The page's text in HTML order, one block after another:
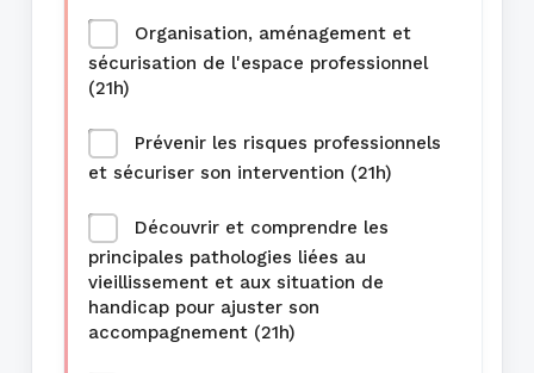
Organisation, aménagement et
sécurisation de l'espace professionnel
(21h)
Prévenir les risques professionnels
et sécuriser son intervention (21h)
Découvrir et comprendre les
principales pathologies liées au
vieillissement et aux situation de
handicap pour ajuster son
accompagnement (21h)